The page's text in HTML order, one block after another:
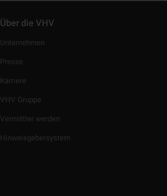
Über die VHV
Unternehmen
Presse
Karriere
VHV Gruppe
Vermittler werden
Hinweisgebersystem